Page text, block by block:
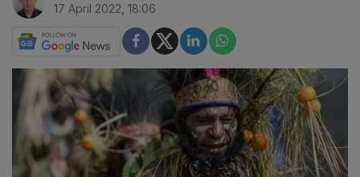
17 April 2022, 18:06